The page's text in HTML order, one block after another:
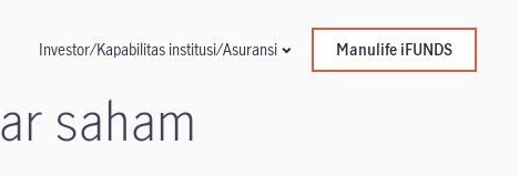
Investor/Kapabilitas institusi/Asuransi Manulife iFUNDS
saham